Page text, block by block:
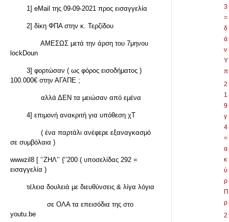
1] eMail της 09-09-2021 προς εισαγγελία
2] δίκη ΦΠΑ στην κ. Τερζίδου
ΑΜΕΣΩΣ μετά την άρση του 7μηνου
lockDoun
3] φορτώσαν ( ως φόρος εισοδήματος )
100.000€ στην ΑΓΑΠΕ ;
αλλά ΔΕΝ τα μειώσαν από εμένα
4] επιμονή ανακριτή για υπόθεση χΤ
( ένα παρτάλι ανέφερε εξαναγκασμό
σε συμβόλαια )
wwwzil8 [ ‘’ΖΗΛ’’ {‘’200 ( υποσελίδας 292 =
εισαγγελία )
τέλεια δουλειά με διευθύνσεις & λίγα λόγια
σε ΟΛΑ τα επεισόδια της στο
youtu.be
3
=
δ
ά
ν
Υ
π
2
1
9
γ
4
=
α
κ
ύ
ρ
Π
ρ
2